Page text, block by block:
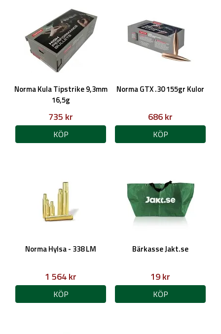
Norma Kula Tipstrike 9,3mm
16,5g
735 kr
KÖP
Norma GTX .30 155gr Kulor
686 kr
KÖP
Norma Hylsa - 338 LM
1 564 kr
KÖP
Bärkasse Jakt.se
19 kr
KÖP